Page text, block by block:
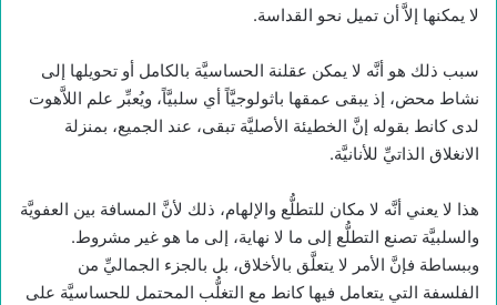
لا يمكنها إلاَّ أن تميل نحو القداسة.
سبب ذلك هو أنَّه لا يمكن عقلنة الحساسيَّة بالكامل أو تحويلها إلى
نشاط محض، إذ يبقى عمقها باثولوجيَّاً أي سلبيَّاً، ويُعبِّر علم اللاَّهوت
لدى كانط بقوله إنَّ الخطيئة الأصليَّة تبقى، عند الجميع، بمنزلة
الانغلاق الذاتيِّ للأنانيَّة.
هذا لا يعني أنَّه لا مكان للتطلُّع والإلهام، ذلك لأنَّ المسافة بين العفويَّة
والسلبيَّة تصنع التطلُّع إلى ما لا نهاية، إلى ما هو غير مشروط.
وببساطة فإنَّ الأمر لا يتعلَّق بالأخلاق، بل بالجزء الجماليِّ من
الفلسفة التي يتعامل فيها كانط مع التغلُّب المحتمل للحساسيَّة على